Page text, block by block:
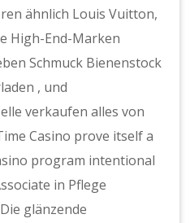
ähnlich Louis Vuitton,
High-End-Marken
Schmuck Bienenstock
, und
verkaufen alles von
Casino prove itself a
program intentional
in Pflege
glänzende